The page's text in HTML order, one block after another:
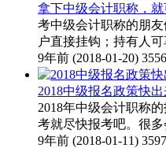
拿下中级会计职称，
考中级会计职称的朋
户直接挂钩；持有人
9年前 (2018-01-20)
2018中级报名政策快
2018年中级会计职称
考就尽快报考吧。很
9年前 (2018-01-11)